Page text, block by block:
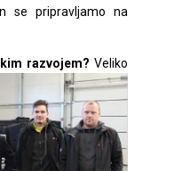
se pripravljamo na
razvojem? Veliko